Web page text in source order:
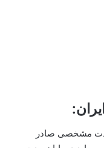
مشخصی صادر